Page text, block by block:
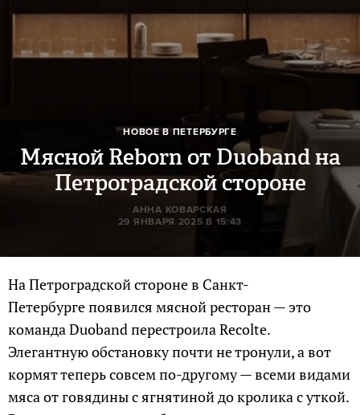
НОВОЕ В ПЕТЕРБУРГЕ
Мясной Reborn от Duoband на
Петроградской стороне
АННА КОВАРСКАЯ
29 ЯНВАРЯ 2025 В 15:43
На Петроградской стороне в Санкт-
Петербурге появился мясной ресторан — это
команда Duoband перестроила Recoltе.
Элегантную обстановку почти не тронули, а вот
кормят теперь совсем по-другому — всеми видами
мяса от говядины с ягнятиной до кролика с уткой.